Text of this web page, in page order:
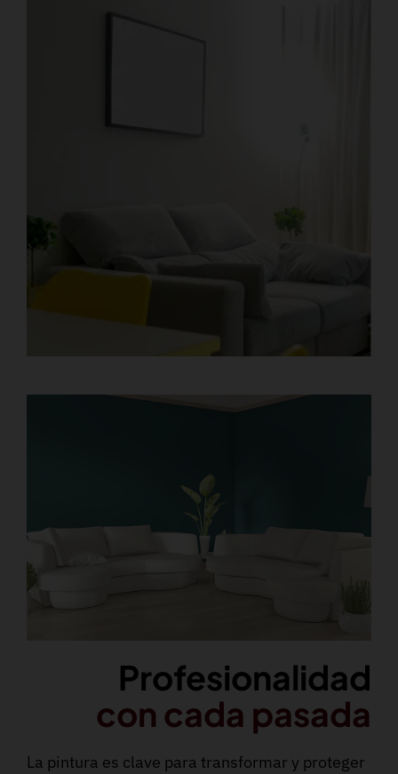
Profesionalidad
con cada pasada
La pintura es clave para transformar y proteger